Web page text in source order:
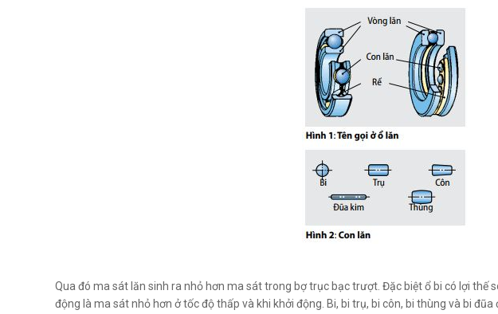
Qua đó ma sát lăn sinh ra nhỏ hơn ma sát trong bợ trục bạc trượt. Đặc biệt ổ bi có lợi thế
động là ma sát nhỏ hơn ở tốc độ thấp và khi khởi động. Bi, bi trụ, bi côn, bi thùng và bi